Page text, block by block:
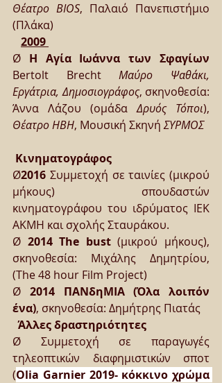
Θέατρο BIOS, Παλαιό Πανεπιστήμιο
(Πλάκα)
2009
Ø Η Αγία Ιωάννα των Σφαγίων
Bertolt Brecht Μαύρο Ψαθάκι,
Εργάτρια, Δημοσιογράφος, σκηνοθεσία:
Άννα Λάζου (ομάδα Δρυός Τόποι
Θέατρο ΗΒΗ, Μουσική Σκηνή ΣΥΡΜΟΣ
Κινηματογράφος
Ø2016 Συμμετοχή σε ταινίες (μικρού
μήκους) σπουδαστών
κινηματογράφου του ιδρύματος ΙΕΚ
ΑΚΜΗ και σχολής Σταυράκου.
Ø 2014 The bust (μικρού μήκους),
σκηνοθεσία: Μιχάλης Δημητρίου,
(The 48 hour Film Project)
Ø 2014 ΠΑΝδηΜΙΑ (Όλα λοιπόν
ένα), σκηνοθεσία: Δημήτρης Πιατάς
Άλλες δραστηριότητες
Ø Συμμετοχή σε παραγωγές
τηλεοπτικών διαφημιστικών σποτ
(